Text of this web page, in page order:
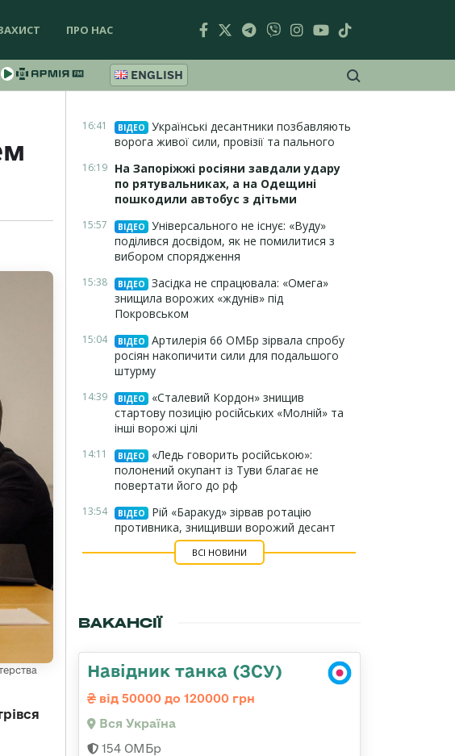
ПРО НАС
ENGLISH
16:41 ВІДЕО
Українські десантники позбавляють
ворога живої сили, провізії та пального
16:19 На Запоріжжі росіяни завдали удару
по рятувальниках, а на Одещині
пошкодили автобус з дітьми
15:57 ВІДЕО
Універсального не існує: «Вуду»
поділився досвідом, як не помилитися з
вибором спорядження
15:38 ВІДЕО
Засідка не спрацювала: «Омега»
знищила ворожих «ждунів» під
Покровськом
15:04 ВІДЕО
Артилерія 66 ОМБр зірвала спробу
росіян накопичити сили для подальшого
штурму
14:39 ВІДЕО
«Сталевий Кордон» знищив
стартову позицію російських «Молній» та
інші ворожі цілі
14:11 ВІДЕО
«Ледь говорить російською»:
полонений окупант із Туви благає не
повертати його до рф
13:54 ВІДЕО
Рій «Баракуд» зірвав ротацію
противника, знищивши ворожий десант
ВСІ НОВИНИ
ВАКАНСІЇ
Навідник танка (ЗСУ)
від 50000 до 120000 грн
Вся Україна
154 ОМБр